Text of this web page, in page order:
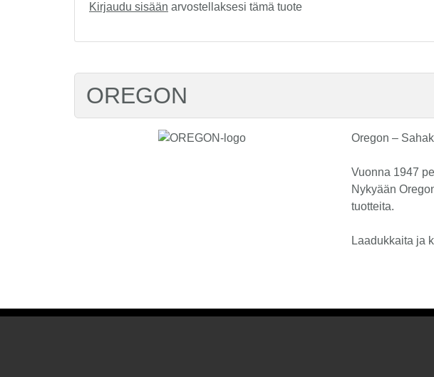
Kirjaudu sisään arvostellaksesi tämä tuote
OREGON
Oregon –
Vuonna 1947
Nykyään
tuotteita.
Laadukkaita ja